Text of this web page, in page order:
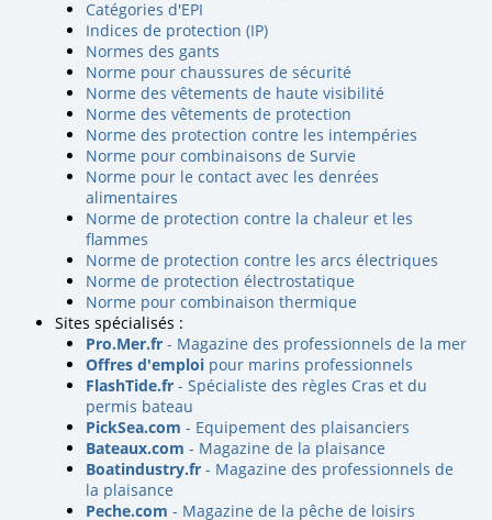
Catégories d'EPI
Indices de protection (IP)
Normes des gants
Norme pour chaussures de sécurité
Norme des vêtements de haute visibilité
Norme des vêtements de protection
Norme des protection contre les intempéries
Norme pour combinaisons de Survie
Norme pour le contact avec les denrées
alimentaires
Norme de protection contre la chaleur et les
flammes
Norme de protection contre les arcs électriques
Norme de protection électrostatique
Norme pour combinaison thermique
Sites spécialisés :
Pro.Mer.fr - Magazine des professionnels de la mer
Offres d'emploi pour marins professionnels
FlashTide.fr - Spécialiste des règles Cras et du
permis bateau
PickSea.com - Equipement des plaisanciers
Bateaux.com - Magazine de la plaisance
Boatindustry.fr - Magazine des professionnels de
la plaisance
Peche.com - Magazine de la pêche de loisirs